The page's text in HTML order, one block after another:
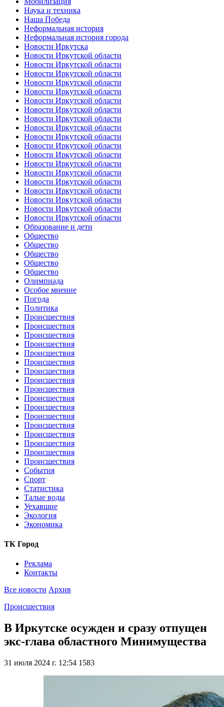
Наука и техника
Наша Победа
Неформальная история
Неформальная история города
Новости Иркутска
Новости Иркутской области
Новости Иркутской области
Новости Иркутской области
Новости Иркутской области
Новости Иркутской области
Новости Иркутской области
Новости Иркутской области
Новости Иркутской области
Новости Иркутской области
Новости Иркутской области
Новости Иркутской области
Новости Иркутской области
Новости Иркутской области
Новости Иркутской области
Новости Иркутской области
Новости Иркутской области
Новости Иркутской области
Новости Иркутской области
Новости Иркутской области
Образование и дети
Общество
Общество
Общество
Общество
Общество
Олимпиада
Особое мнение
Погода
Политика
Происшествия
Происшествия
Происшествия
Происшествия
Происшествия
Происшествия
Происшествия
Происшествия
Происшествия
Происшествия
Происшествия
Происшествия
Происшествия
Происшествия
Происшествия
Происшествия
Происшествия
События
Спорт
Статистика
Талые воды
Уехавшие
Экология
Экономика
ТК Город
Реклама
Контакты
Все новости Архив
Происшествия
В Иркутске осужден и сразу отпущен
экс-глава областного Минимущества
31 июля 2024 г. 12:54 1583